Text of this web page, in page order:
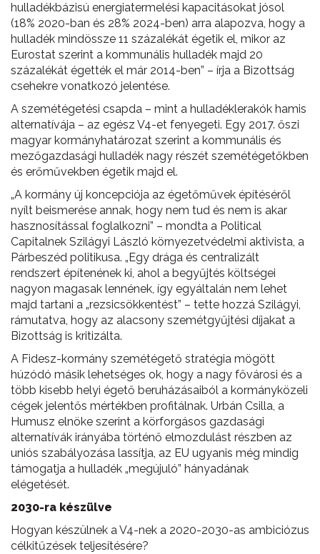
hulladékbázisú energiatermelési kapacitásokat jósol
(18% 2020-ban és 28% 2024-ben) arra alapozva, hogy a
hulladék mindössze 11 százalékát égetik el, mikor az
Eurostat szerint a kommunális hulladék majd 20
százalékát égették el már 2014-ben” – írja a Bizottság
csehekre vonatkozó jelentése.
A szemétégetési csapda – mint a hulladéklerakók hamis
alternatívája – az egész V4-et fenyegeti. Egy 2017. őszi
magyar kormányhatározat szerint a kommunális és
mezőgazdasági hulladék nagy részét szemétégetőkben
és erőművekben égetik majd el.
„A kormány új koncepciója az égetőművek építéséről
nyílt beismerése annak, hogy nem tud és nem is akar
hasznosítással foglalkozni” – mondta a Political
Capitalnek Szilágyi László környezetvédelmi aktivista, a
Párbeszéd politikusa. „Egy drága és centralizált
rendszert építenének ki, ahol a begyűjtés költségei
nagyon magasak lennének, így egyáltalán nem lehet
majd tartani a „rezsicsökkentést” – tette hozzá Szilágyi,
rámutatva, hogy az alacsony szemétgyűjtési díjakat a
Bizottság is kritizálta.
A Fidesz-kormány szemétégető stratégia mögött
húzódó másik lehetséges ok, hogy a nagy fővárosi és a
több kisebb helyi égető beruházásaiból a kormányközeli
cégek jelentős mértékben profitálnak. Urbán Csilla, a
Humusz elnöke szerint a körforgásos gazdasági
alternatívák irányába történő elmozdulást részben az
uniós szabályozása lassítja, az EU ugyanis még mindig
támogatja a hulladék „megújuló” hányadának
elégetését.
2030-ra készülve
Hogyan készülnek a V4-nek a 2020-2030-as ambiciózus
célkitűzések teljesítésére?